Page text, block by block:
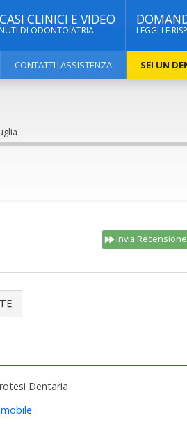
CLINICI E VIDEO
DI ODONTOIATRIA LEGGI LE
CONTATTI|ASSISTENZA SEI UN
Invia Recensione
Dentaria